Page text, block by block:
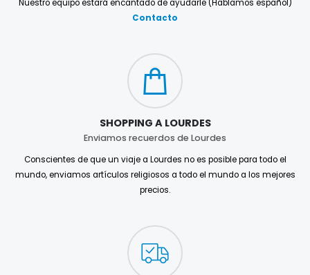
Nuestro equipo estará encantado de ayudarle (Hablamos español)
Contacto
SHOPPING A LOURDES
Enviamos recuerdos de Lourdes
Conscientes de que un viaje a Lourdes no es posible para todo el
mundo, enviamos artículos religiosos a todo el mundo a los mejores
precios.